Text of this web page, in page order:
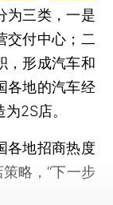
为三类，一是
交付中心；二
，形成汽车和
各地的汽车经
2S店。
地招商热度
略，“下一步